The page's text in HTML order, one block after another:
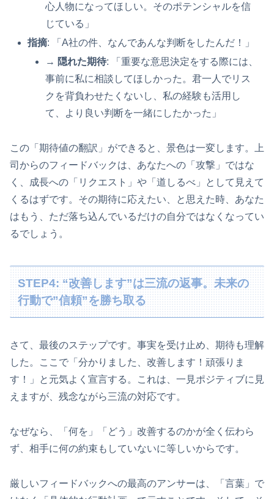
心人物になってほしい。そのポテンシャルを信
じている」
指摘: 「A社の件、なんであんな判断をしたんだ！」
→ 隠れた期待: 「重要な意思決定をする際には、
事前に私に相談してほしかった。君一人でリス
クを背負わせたくないし、私の経験も活用し
て、より良い判断を一緒にしたかった」
この「期待値の翻訳」ができると、景色は一変します。上
司からのフィードバックは、あなたへの「攻撃」ではな
く、成長への「リクエスト」や「道しるべ」として見えて
くるはずです。その期待に応えたい、と思えた時、あなた
はもう、ただ落ち込んでいるだけの自分ではなくなってい
るでしょう。
STEP4: “改善します”は三流の返事。未来の
行動で”信頼”を勝ち取る
さて、最後のステップです。事実を受け止め、期待も理解
した。ここで「分かりました、改善します！頑張りま
す！」と元気よく宣言する。これは、一見ポジティブに見
えますが、残念ながら三流の対応です。
なぜなら、「何を」「どう」改善するのかが全く伝わら
ず、相手に何の約束もしていないに等しいからです。
厳しいフィードバックへの最高のアンサーは、「言葉」で